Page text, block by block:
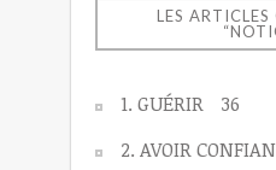
LES ARTICLES
1. GUÉRIR
36
2. AVOIR